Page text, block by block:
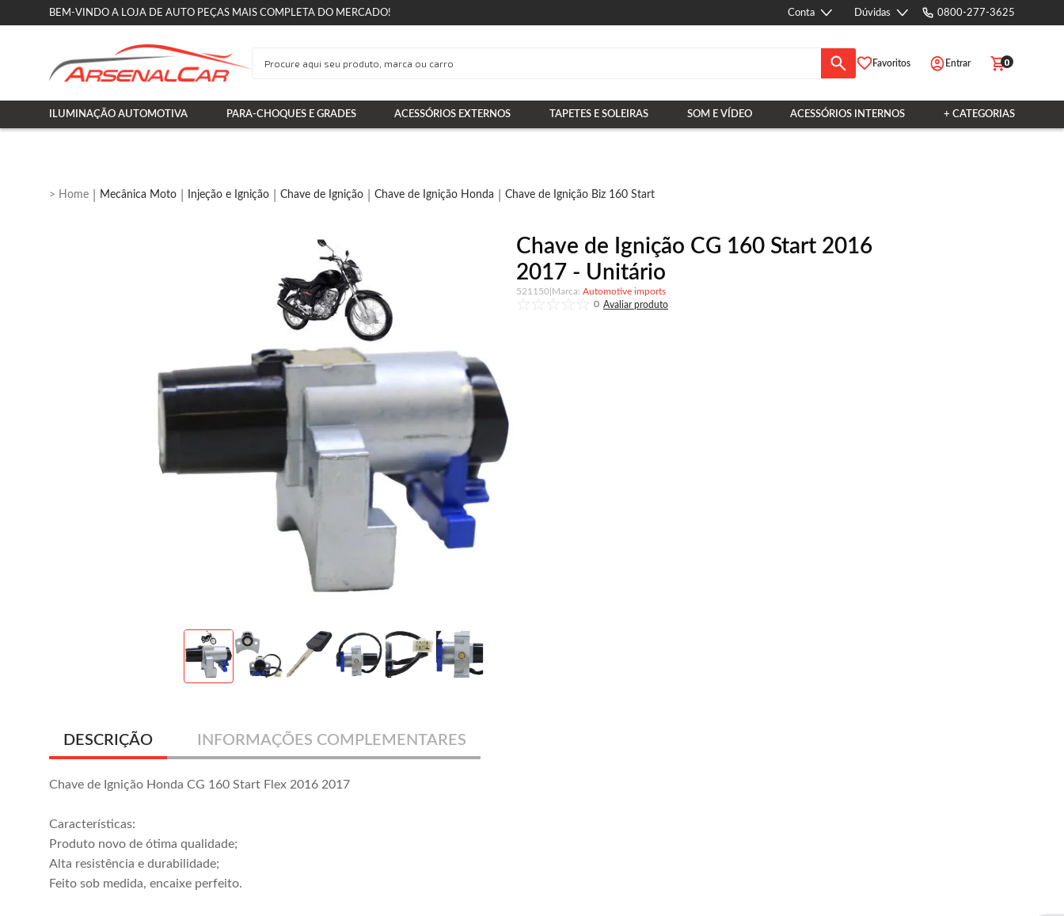
BEM-VINDO A LOJA DE AUTO PEÇAS MAIS COMPLETA DO MERCADO! Conta Dúvidas 0800-277-3625
Favoritos Entrar 0
ILUMINAÇÃO AUTOMOTIVA PARA-CHOQUES E GRADES ACESSÓRIOS EXTERNOS TAPETES E SOLEIRAS SOM E VÍDEO ACESSÓRIOS INTERNOS + CATEGORIAS
Mecânica Moto Injeção e Ignição Chave de Ignição Chave de Ignição Honda Chave de Ignição Biz 160 Start
Chave de Ignição CG 160 Start 2016
2017 - Unitário
521150
Automotive imports
0
DESCRIÇÃO INFORMAÇÕES COMPLEMENTARES
Chave de Ignição Honda CG 160 Start Flex 2016 2017
Características:
Produto novo de ótima qualidade;
Alta resistência e durabilidade;
Feito sob medida, encaixe perfeito.